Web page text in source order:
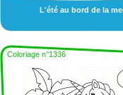
L'été au bord de la
Coloriage n°1336